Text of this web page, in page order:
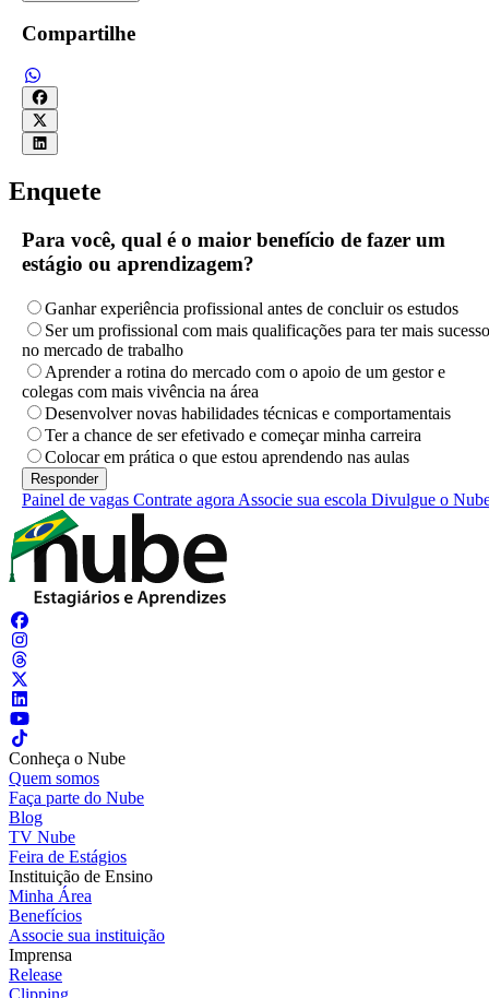
Compartilhe
Enquete
Para você, qual é o maior benefício de fazer um
estágio ou aprendizagem?
Ganhar experiência profissional antes de concluir os estudos
Ser um profissional com mais qualificações para ter mais sucesso
no mercado de trabalho
Aprender a rotina do mercado com o apoio de um gestor e
colegas com mais vivência na área
Desenvolver novas habilidades técnicas e comportamentais
Ter a chance de ser efetivado e começar minha carreira
Colocar em prática o que estou aprendendo nas aulas
Painel de vagas Contrate agora Associe sua escola Divulgue o
Conheça o Nube
Quem somos
Faça parte do Nube
Blog
TV Nube
Feira de Estágios
Instituição de Ensino
Minha Área
Benefícios
Associe sua instituição
Imprensa
Release
Clipping